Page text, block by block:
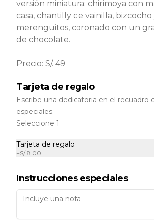
Zona delivery
RUC: 20509076945 Razón Social: Cinco
Políticas de Reparto a Domicilio
Política de privacidad
Redes sociales
Instagram
Pedir
Política de Cookies
Haga clic en Aceptar para permitir
cookies a fin de personalizar este sitio,
versión miniatura: chirimoya con
casa, chantilly de vainilla, bizcocho
merenguitos, coronado con un
de chocolate.
Precio: S/. 49
Tarjeta de regalo
Escribe una dedicatoria en el recuadro
especiales.
Seleccione 1
Tarjeta de regalo
+S/ 8.00
Instrucciones especiales